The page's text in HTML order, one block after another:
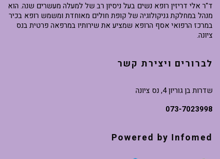
ד"ר אלי דריזין רופא נשים בעל ניסיון רב של למעלה מעשרים שנה. הוא
מנהל במחלקת גניקולוגיה של קופת חולים מאוחדת ומשמש רופא בכיר
במרכז הרפואי אסף הרופא שמציע את שירותיו במרפאה פרטית בנס
ציונה.
לברורים ויצירת קשר
שדרות בן גוריון 4, נס ציונה
073-7023998
Powered by Infomed